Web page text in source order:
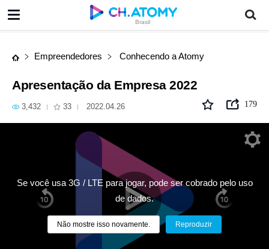
Brasil
Apresentação da Empresa 2022
Empreendedores Conhecendo a Atomy
Apresentação da Empresa 2022
3,432 33 2022.04.26 179
Se você usa 3G / LTE para jogar, pode ser cobrado pelo uso
de dados.
Não mostre isso novamente. Reproduzir